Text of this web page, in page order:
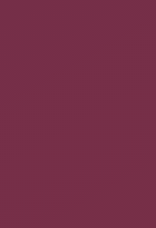
concernant